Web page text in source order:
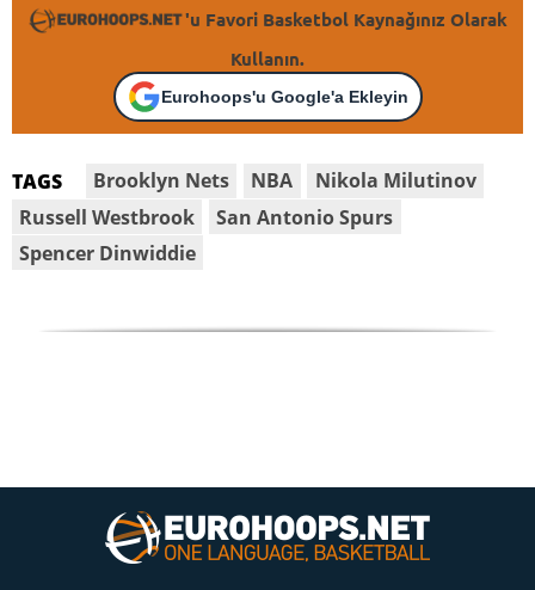
'u Favori Basketbol Kaynağınız Olarak
Kullanın.
Eurohoops'u Google'a Ekleyin
TAGS Brooklyn Nets NBA
Nikola Milutinov
Russell Westbrook
San Antonio Spurs
Spencer Dinwiddie